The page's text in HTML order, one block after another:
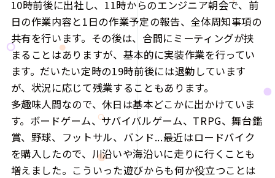
10時前後に出社し、11時からのエンジニア朝会で、前
日の作業内容と1日の作業予定の報告、全体周知事項の
共有を行います。その後は、合間にミーティングが挟
まることはありますが、基本的に実装作業を行ってい
ます。だいたい定時の19時前後には退勤しています
が、状況に応じて残業することもあります。
多趣味人間なので、休日は基本どこかに出かけていま
す。ボードゲーム、サバイバルゲーム、TRPG、舞台鑑
賞、野球、フットサル、バンド...最近はロードバイク
を購入したので、川沿いや海沿いに走りに行くことも
増えました。こういった遊びからも何か役立つことは